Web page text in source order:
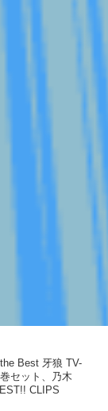
Best 牙狼 TV-
セット、乃木
CLIPS